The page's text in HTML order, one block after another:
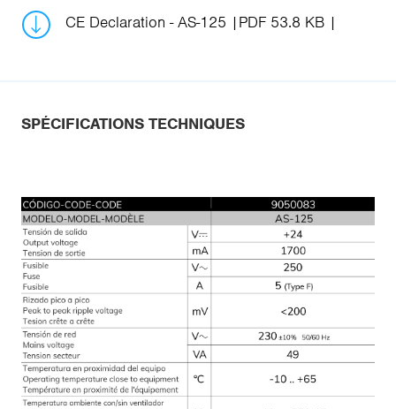
CE Declaration - AS-125 PDF 53.8 KB
SPÉCIFICATIONS TECHNIQUES